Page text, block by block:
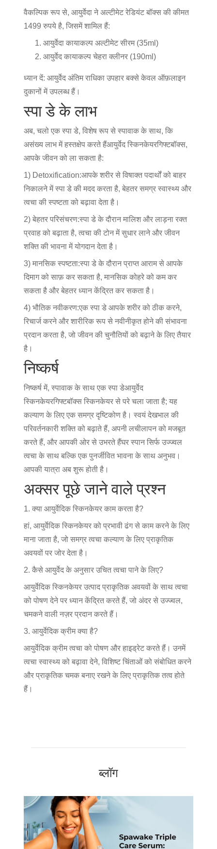
वैकल्पिक रूप से, आयुर्वेदा ने अल्टीमेट रेडियंट बॉक्स की कीमत
1499 रुपये है, जिसमें शामिल हैं:
आयुर्वेदा कायाकल्प अल्टीमेट सीरम (35ml)
आयुर्वेद कायाकल्प चेहरा क्लीनर (190ml)
ध्यान दें: आयुर्वेद अंतिम राधिका उपहार बक्से केवल ऑफ़लाइन
दुकानों में उपलब्ध हैं।
स्पा डे के लाभ
अब, चलो एक स्पा डे, विशेष रूप से स्पावाक के साथ, कि
असंख्य लाभ में हस्तक्षेप करते हैंआयुर्वेद स्किनकेयरगिफ्टबॉक्स,
आपके जीवन को ला सकता है:
1) Detoxification:आपके शरीर से विषाक्त पदार्थों को बाहर
निकालने में स्पा डे की मदद करता है, बेहतर समग्र स्वास्थ्य और
त्वचा की स्पष्टता को बढ़ावा देता है।
2) बेहतर परिसंचरण:स्पा डे के दौरान मालिश और लाड़ना रक्त
प्रवाह को बढ़ाता है, त्वचा की टोन में सुधार लाने और जीवन
शक्ति की भावना में योगदान देता है।
3) मानसिक स्पष्टता:स्पा डे के दौरान प्राप्त आराम से आपके
दिमाग को साफ़ कर सकता है, मानसिक कोहरे को कम कर
सकता है और बेहतर ध्यान केंद्रित कर सकता है।
4) भौतिक नवीकरण:एक स्पा डे आपके शरीर को ठीक करने,
रिचार्ज करने और शारीरिक रूप से नवीनीकृत होने की संभावना
प्रदान करता है, जो जीवन की चुनौतियों को बढ़ाने के लिए तैयार
है।
निष्कर्ष
निष्कर्ष में, स्पावाक के साथ एक स्पा डेआयुर्वेद
स्किनकेयरगिफ्टबॉक्स स्किनकेयर से परे चला जाता है; यह
कल्याण के लिए एक समग्र दृष्टिकोण है। स्वयं देखभाल की
परिवर्तनकारी शक्ति को बढ़ाते हैं, अपनी लचीलापन को मजबूत
करते हैं, और आपकी ओर से उभरते हैंघर स्पान सिर्फ उज्ज्वल
त्वचा के साथ बल्कि एक पुनर्जीवित भावना के साथ अनुभव।
आपकी यात्रा अब शुरू होती है।
अक्सर पूछे जाने वाले प्रश्न
1. क्या आयुर्वेदिक स्किनकेयर काम करता है?
हां, आयुर्वेदिक स्किनकेयर को प्रभावी ढंग से काम करने के लिए
माना जाता है, जो समग्र त्वचा कल्याण के लिए प्राकृतिक
अवयवों पर जोर देता है।
2. कैसे आयुर्वेद के अनुसार उचित त्वचा पाने के लिए?
आयुर्वेदिक स्किनकेयर उत्पाद प्राकृतिक अवयवों के साथ त्वचा
को पोषण देने पर ध्यान केंद्रित करते हैं, जो अंदर से उज्ज्वल,
चमकने वाली नज़र प्रदान करते हैं।
3. आयुर्वेदिक क्रीम क्या है?
आयुर्वेदिक क्रीम त्वचा को पोषण और हाइड्रेट करते हैं। उनमें
त्वचा स्वास्थ्य को बढ़ावा देने, विशिष्ट चिंताओं को संबोधित करने
और प्राकृतिक चमक बनाए रखने के लिए प्राकृतिक तत्व होते
हैं।
ब्लॉग